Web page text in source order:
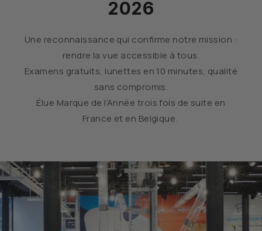
2026
Une reconnaissance qui confirme notre mission :
rendre la vue accessible à tous.
Examens gratuits, lunettes en 10 minutes, qualité
sans compromis.
Élue Marque de l’Année trois fois de suite en
France et en Belgique.